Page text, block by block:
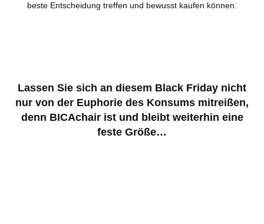
beste Entscheidung treffen und bewusst kaufen können.
Lassen Sie sich an diesem Black Friday nicht
nur von der Euphorie des Konsums mitreißen,
denn BICAchair ist und bleibt weiterhin eine
feste Größe…